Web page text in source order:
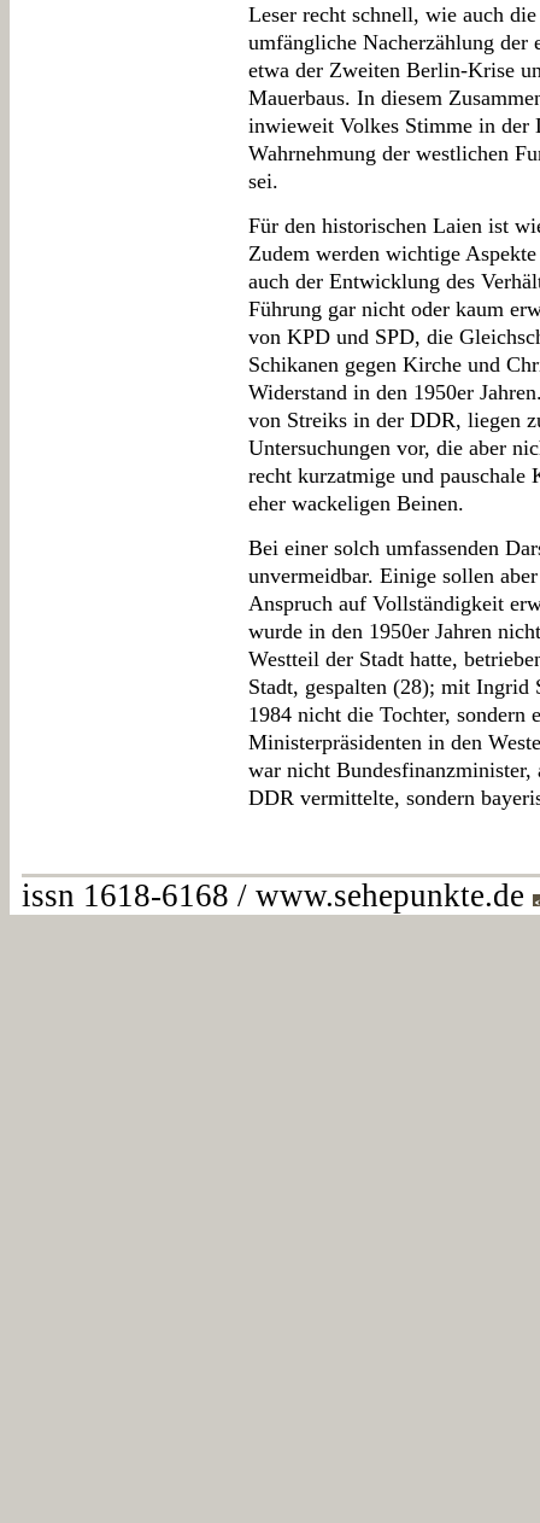
Leser recht schnell, wie auch
umfängliche Nacherzählung der
etwa der Zweiten Berlin-Krise
Mauerbaus. In diesem
inwieweit Volkes Stimme in der
Wahrnehmung der westlichen
sei.
Für den historischen Laien ist
Zudem werden wichtige
auch der Entwicklung des
Führung gar nicht oder kaum
von KPD und SPD, die
Schikanen gegen Kirche und
Widerstand in den 1950er
von Streiks in der DDR, liegen
Untersuchungen vor, die aber
recht kurzatmige und
eher wackeligen Beinen.
Bei einer solch umfassenden
unvermeidbar. Einige sollen
Anspruch auf Vollständigkeit
wurde in den 1950er Jahren
Westteil der Stadt hatte,
Stadt, gespalten (28); mit Ingrid
1984 nicht die Tochter, sondern
Ministerpräsidenten in den
war nicht
DDR vermittelte, sondern
issn 1618-6168 / www.sehepunkte.de